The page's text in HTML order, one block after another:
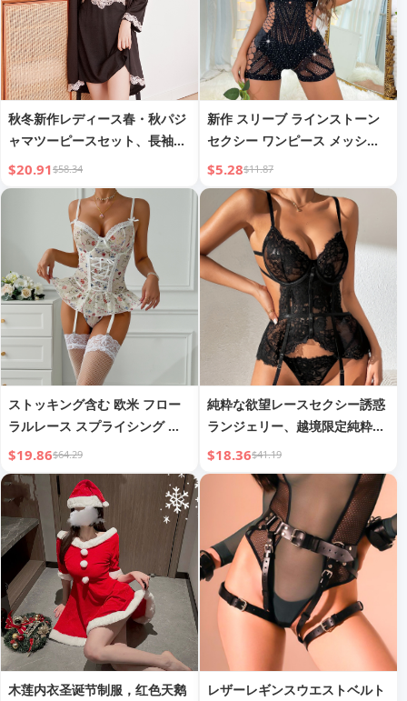
秋冬新作レディース春・秋パジ
ャマツーピースセット、長袖セ
クシーサテンローブパジャマド
レス、セクシランジェリーバッ
クレスアウトフィット
$20.91$58.34
新作 スリーブ ラインストーン
セクシー ワンピース メッシュ
ドレス ヒップスカート
$5.28$11.87
ストッキング含む 欧米 フロー
ラルレース スプライシング ス
トレッチメッシュ セクシー ス
トラップデザイン ワイヤー入り
3点セット 3636
$19.86$64.29
純粋な欲望レースセクシー誘惑
ランジェリー、越境限定純粋な
欲望ブラプッシュアップワンピ
ースランジェリーセット
$18.36$41.19
木莲内衣圣诞节制服，红色天鹅
レザーレギンスウエストベルト